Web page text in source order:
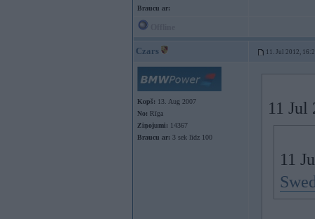
Braucu ar:
Czars 11. Jul 2012,
Kopš: 13. Aug 2007
No: Rīga
Ziņojumi: 14367
Braucu ar: 3 sek līdz 100
11 Jul
11